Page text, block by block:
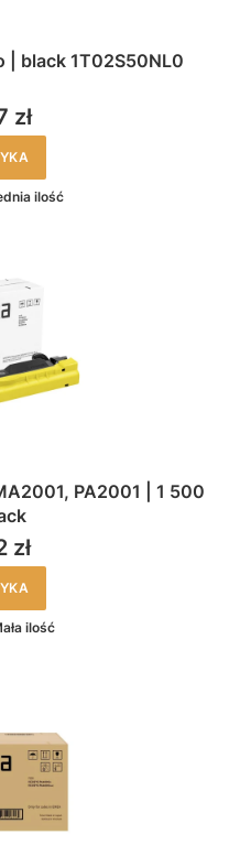
| black 1T02S50NL0
zł
ilość
PA2001 | 1 500
zł
ilość